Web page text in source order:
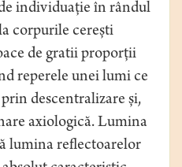
individuaţie în rândul
corpurile cerești
de gratii proporții
reperele unei lumi ce
descentralizare și,
axiologică. Lumina
lumina reflectoarelor